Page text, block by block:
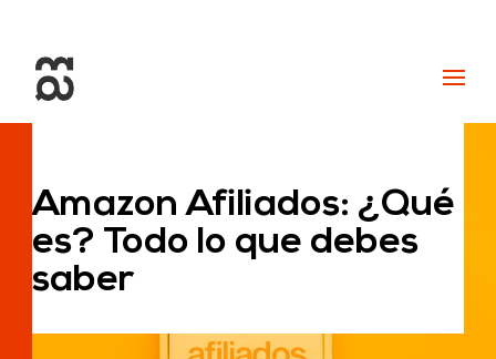
Amazon Afiliados: ¿Qué
es? Todo lo que debes
saber